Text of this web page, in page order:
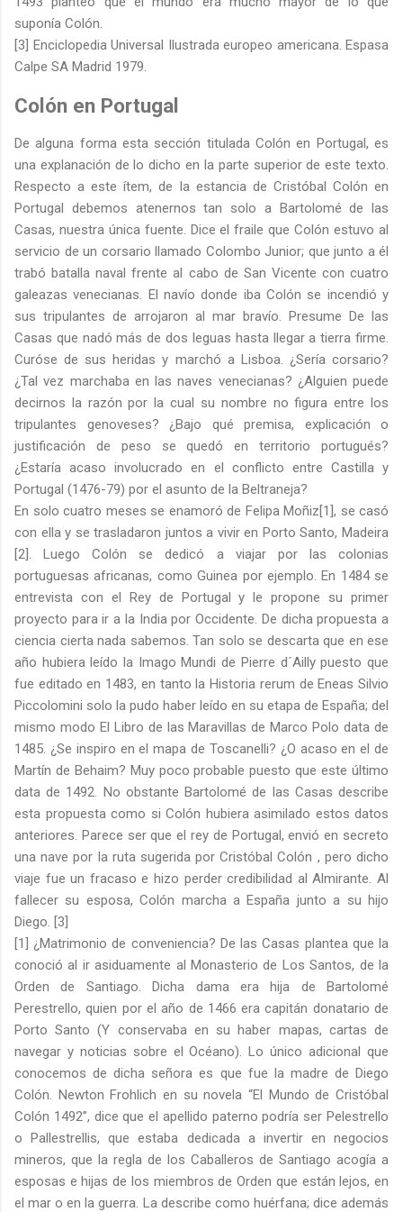
suponía Colón.
[3] Enciclopedia Universal Ilustrada europeo americana. Espasa
Calpe SA Madrid 1979.
Colón en Portugal
De alguna forma esta sección titulada Colón en Portugal, es
una explanación de lo dicho en la parte superior de este texto.
Respecto a este ítem, de la estancia de Cristóbal Colón en
Portugal debemos atenernos tan solo a Bartolomé de las
Casas, nuestra única fuente. Dice el fraile que Colón estuvo al
servicio de un corsario llamado Colombo Junior; que junto a él
trabó batalla naval frente al cabo de San Vicente con cuatro
galeazas venecianas. El navío donde iba Colón se incendió y
sus tripulantes de arrojaron al mar bravío. Presume De las
Casas que nadó más de dos leguas hasta llegar a tierra firme.
Curóse de sus heridas y marchó a Lisboa. ¿Sería corsario?
¿Tal vez marchaba en las naves venecianas? ¿Alguien puede
decirnos la razón por la cual su nombre no figura entre los
tripulantes genoveses? ¿Bajo qué premisa, explicación o
justificación de peso se quedó en territorio portugués?
¿Estaría acaso involucrado en el conflicto entre Castilla y
Portugal (1476-79) por el asunto de la Beltraneja?
En solo cuatro meses se enamoró de Felipa Moñiz[1], se casó
con ella y se trasladaron juntos a vivir en Porto Santo, Madeira
[2]. Luego Colón se dedicó a viajar por las colonias
portuguesas africanas, como Guinea por ejemplo. En 1484 se
entrevista con el Rey de Portugal y le propone su primer
proyecto para ir a la India por Occidente. De dicha propuesta a
ciencia cierta nada sabemos. Tan solo se descarta que en ese
año hubiera leído la Imago Mundi de Pierre d´Ailly puesto que
fue editado en 1483, en tanto la Historia rerum de Eneas Silvio
Piccolomini solo la pudo haber leído en su etapa de España; del
mismo modo El Libro de las Maravillas de Marco Polo data de
1485. ¿Se inspiro en el mapa de Toscanelli? ¿O acaso en el de
Martín de Behaim? Muy poco probable puesto que este último
data de 1492. No obstante Bartolomé de las Casas describe
esta propuesta como si Colón hubiera asimilado estos datos
anteriores. Parece ser que el rey de Portugal, envió en secreto
una nave por la ruta sugerida por Cristóbal Colón , pero dicho
viaje fue un fracaso e hizo perder credibilidad al Almirante. Al
fallecer su esposa, Colón marcha a España junto a su hijo
Diego. [3]
[1] ¿Matrimonio de conveniencia? De las Casas plantea que la
conoció al ir asiduamente al Monasterio de Los Santos, de la
Orden de Santiago. Dicha dama era hija de Bartolomé
Perestrello, quien por el año de 1466 era capitán donatario de
Porto Santo (Y conservaba en su haber mapas, cartas de
navegar y noticias sobre el Océano). Lo único adicional que
conocemos de dicha señora es que fue la madre de Diego
Colón. Newton Frohlich en su novela “El Mundo de Cristóbal
Colón 1492”, dice que el apellido paterno podría ser Pelestrello
o Pallestrellis, que estaba dedicada a invertir en negocios
mineros, que la regla de los Caballeros de Santiago acogía a
esposas e hijas de los miembros de Orden que están lejos, en
el mar o en la guerra. La describe como huérfana; dice además